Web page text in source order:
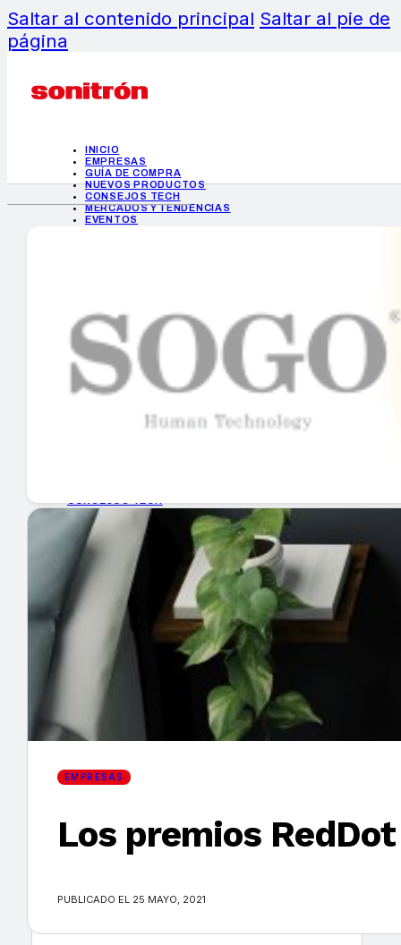
Saltar al contenido principal Saltar al pie de
página
INICIO
EMPRESAS
GUÍA DE COMPRA
NUEVOS PRODUCTOS
CONSEJOS TECH
MERCADOS Y TENDENCIAS
EVENTOS
INICIO
EMPRESAS
GUÍA DE COMPRA
MERCADOS Y TENDENCIAS
EVENTOS
HEMEROTECA
Encuentra tu noticia
EMPRESAS
Los premios
PUBLICADO EL 25 MAYO, 2021